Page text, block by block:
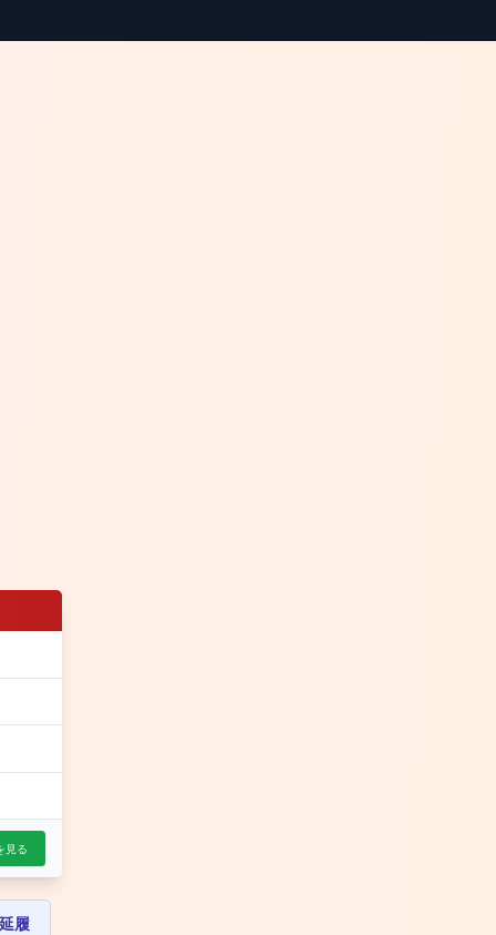
見る
履